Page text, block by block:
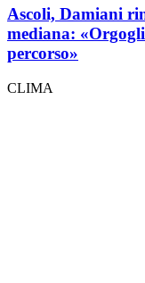
Ascoli, Damiani
mediana:
percorso»
CLIMA